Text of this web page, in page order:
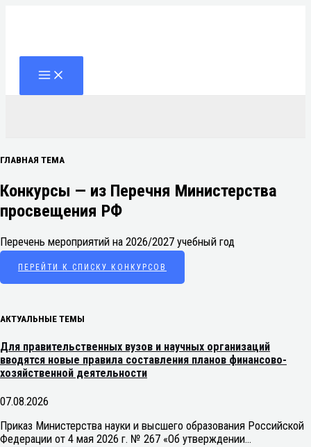
ГЛАВНАЯ ТЕМА
Конкурсы — из Перечня Министерства
просвещения РФ
Перечень мероприятий на 2026/2027 учебный год
ПЕРЕЙТИ К СПИСКУ КОНКУРСОВ
АКТУАЛЬНЫЕ ТЕМЫ
Для правительственных вузов и научных организаций
вводятся новые правила составления планов финансово-
хозяйственной деятельности
07.08.2026
Приказ Министерства науки и высшего образования Российской
Федерации от 4 мая 2026 г. № 267 «Об утверждении…